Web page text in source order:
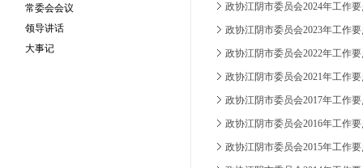
常委会会议
领导讲话
大事记
政协江阴市委员会2024年工作
政协江阴市委员会2023年工作
政协江阴市委员会2022年工作
政协江阴市委员会2021年工作
政协江阴市委员会2017年工作
政协江阴市委员会2016年工作
政协江阴市委员会2015年工作